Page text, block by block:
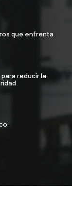
que enfrenta
reducir la